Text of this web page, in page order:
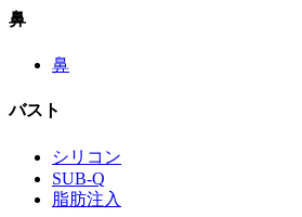
鼻
鼻
バスト
シリコン
SUB-Q
脂肪注入